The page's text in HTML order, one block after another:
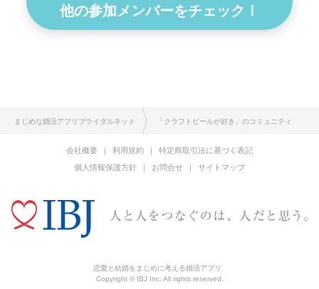
他の参加メンバーをチェック！
まじめな婚活アプリブライダルネット 「クラフトビールが好き」のコミュニティ
会社概要 利用規約
特定商取引法に基づく表記
個人情報保護方針
お問合せ サイトマップ
恋愛と結婚をまじめに考える婚活アプリ
Copyright © IBJ Inc. All rights reserved.